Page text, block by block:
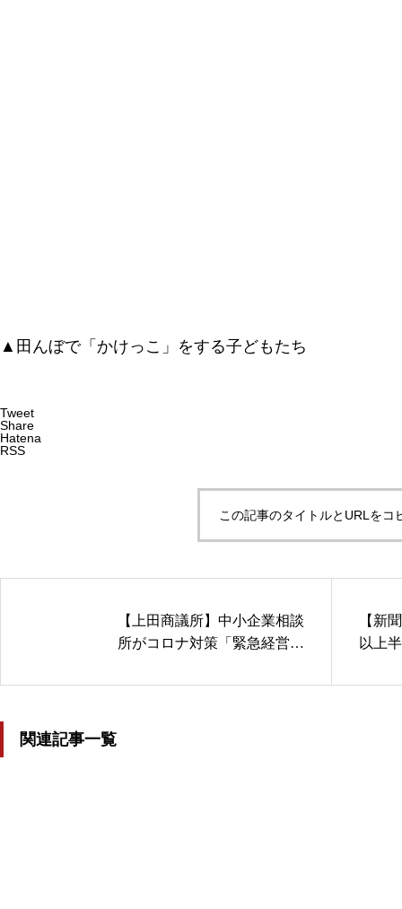
▲田んぼで「かけっこ」をする子どもたち
Tweet
Share
Hatena
RSS
この記事のタイトルとURLをコ
【上田商議所】中小企業相談
所がコロナ対策「緊急経営相
ワーク化などに対応次回は６
【新
以上
上限
関連記事一覧